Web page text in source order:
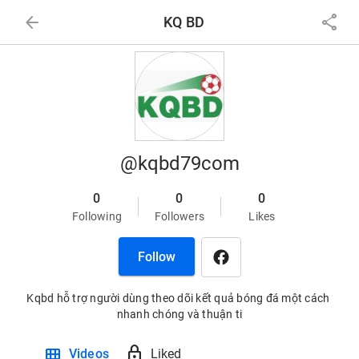
arrow_back KQ BD share
@kqbd79com
0
Following
0
Followers
0
Likes
Follow
Kqbd hỗ trợ người dùng theo dõi kết quả bóng đá một cách
nhanh chóng và thuận ti
view_module Videos lock Liked